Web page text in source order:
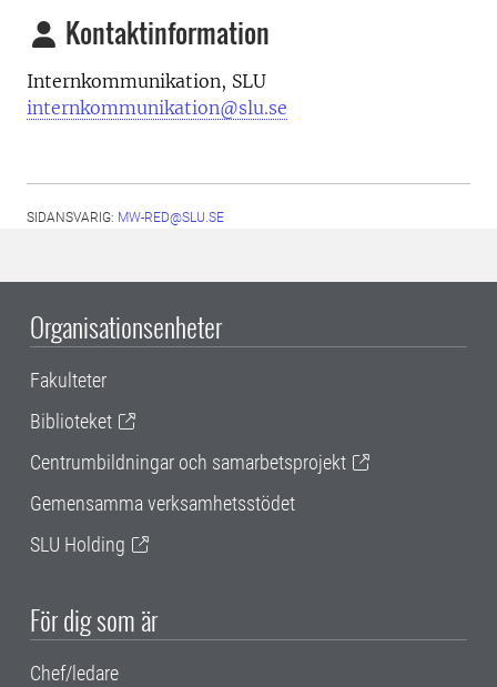
Kontaktinformation
Internkommunikation, SLU
internkommunikation@slu.se
SIDANSVARIG: MW-RED@SLU.SE
Organisationsenheter
Fakulteter
Biblioteket
Centrumbildningar och samarbetsprojekt
Gemensamma verksamhetsstödet
SLU Holding
För dig som är
Chef/ledare